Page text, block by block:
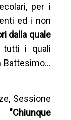
per i
ed i non
dalla quale
tutti i quali
Battesimo…
Sessione
"Chiunque